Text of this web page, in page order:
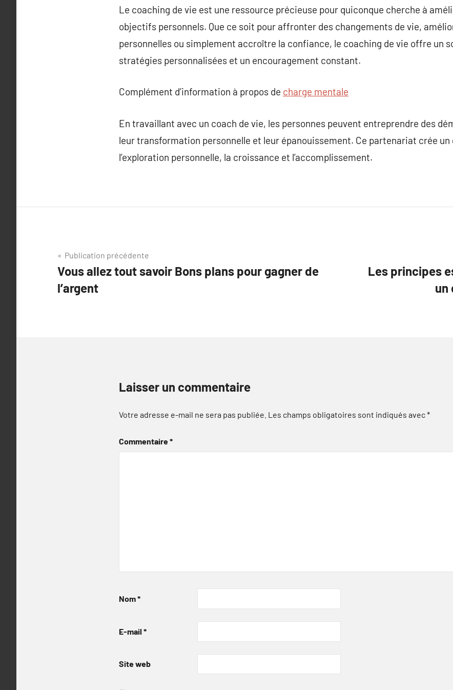
Le coaching de vie est une ressource précieuse pour quiconque cherche à
objectifs personnels. Que ce soit pour affronter des changements de vie,
personnelles ou simplement accroître la confiance, le coaching de vie offre un
stratégies personnalisées et un encouragement constant.
Complément d’information à propos de charge mentale
En travaillant avec un coach de vie, les personnes peuvent entreprendre des
leur transformation personnelle et leur épanouissement. Ce partenariat crée
l’exploration personnelle, la croissance et l’accomplissement.
Navigation
de
l’article
Publication précédente
Vous allez tout savoir Bons plans pour gagner de
l’argent
Les principes
un
Laisser un commentaire
Votre adresse e-mail ne sera pas publiée. Les champs obligatoires sont indiqués avec*
Commentaire*
Nom*
E-mail *
Site web